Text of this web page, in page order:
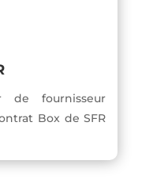
de fournisseur
Box de SFR